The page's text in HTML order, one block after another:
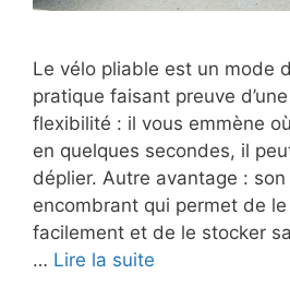
Le vélo pliable est un mode
pratique faisant preuve
flexibilité : il vous emmène
en quelques secondes, il
déplier. Autre avantage :
encombrant qui permet de
facilement et de le stocker
… Lire la suite